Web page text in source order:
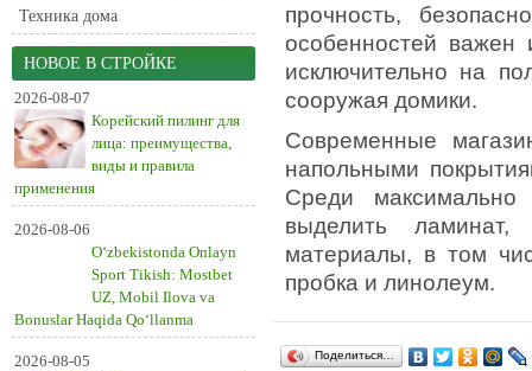
Техника дома
НОВОЕ В СТРОЙКЕ
2026-08-07
Корейский пилинг для
лица: преимущества,
виды и правила
применения
2026-08-06
O‘zbekistonda Onlayn
Sport Tikish: Mostbet
UZ, Mobil Ilova va
Bonuslar Haqida Qo‘llanma
2026-08-05
прочность,
особенностей
исключительно на
сооружая домики.
Современные
напольными
Среди
выделить
материалы, в том
пробка и линолеум.
Поделиться…